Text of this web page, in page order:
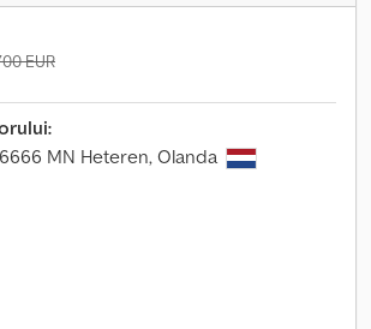
EUR
MN Heteren, Olanda